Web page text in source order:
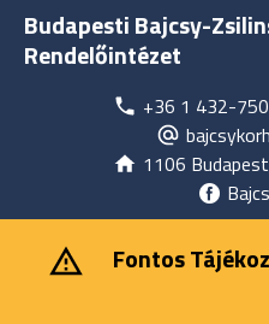
Budapesti Bajcsy-
Rendelőintézet
+36 1 432-
1106
‎Fontos